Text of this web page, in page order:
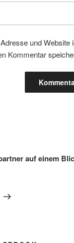
und Website
Kommentar
auf einem